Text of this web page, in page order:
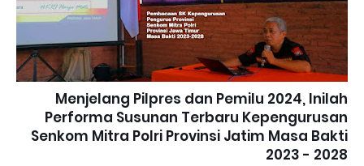
Menjelang Pilpres dan Pemilu 2024, Inilah
Performa Susunan Terbaru Kepengurusan
Senkom Mitra Polri Provinsi Jatim Masa Bakti
2023 - 2028